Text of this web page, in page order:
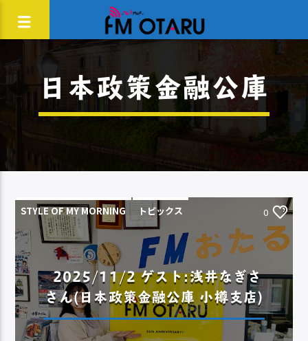
日本政策金融公庫
STYLE OF MY MORNING トピックス 0
2025/11/2 ゲスト:浅井なぎさ
さん(日本政策金融公庫 小樽支店)